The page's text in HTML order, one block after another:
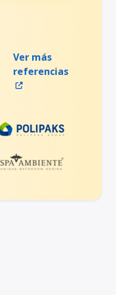
Ver más
referencias